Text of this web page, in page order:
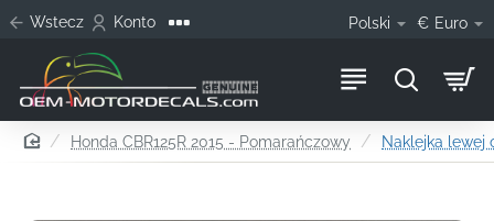
Wstecz Konto Polski € Euro
homeHonda CBR125R 2015 - Pomarańczowy Naklejka lewej